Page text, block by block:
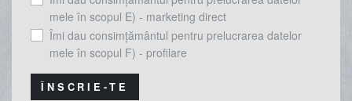
mele în scopul E) - marketing direct
Îmi dau consimțământul pentru prelucrarea datelor
mele în scopul F) - profilare
ÎNSCRIE-TE